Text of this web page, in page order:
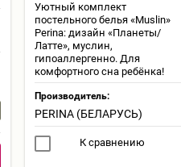
Уютный комплект
постельного белья «Muslin»
Perina: дизайн «Планеты/
Латте», муслин,
гипоаллергенно. Для
комфортного сна ребёнка!
Производитель:
PERINA (БЕЛАРУСЬ)
К сравнению